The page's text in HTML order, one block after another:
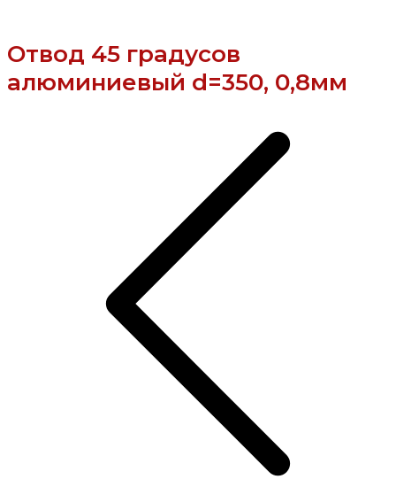
Отвод 45 градусов
алюминиевый d=350, 0,8мм